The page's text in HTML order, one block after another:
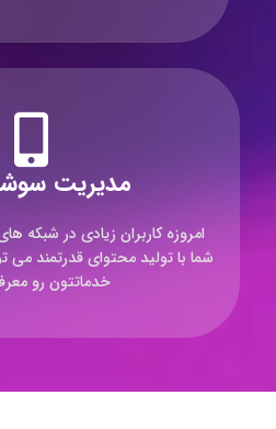
مدیریت
امروزه کاربران زیادی در شبکه
شما با تولید محتوای قدرتمند می
خدماتتون رو